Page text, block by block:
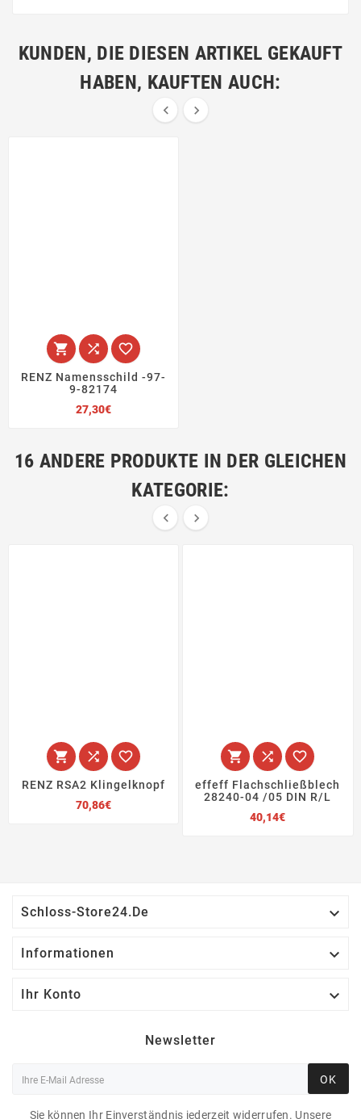
KUNDEN, DIE DIESEN ARTIKEL GEKAUFT
HABEN, KAUFTEN AUCH:
 
  
RENZ Namensschild -97-
9-82174
27,30€Preis
16 ANDERE PRODUKTE IN DER GLEICHEN
KATEGORIE:
 
  
RENZ RSA2 Klingelknopf
70,86€Preis
  
effeff Flachschließblech
28240-04 /05 DIN R/L
40,14€Preis
Schloss-Store24.de 
Informationen 
Ihr Konto 
Newsletter
OK
Sie können Ihr Einverständnis jederzeit widerrufen. Unsere